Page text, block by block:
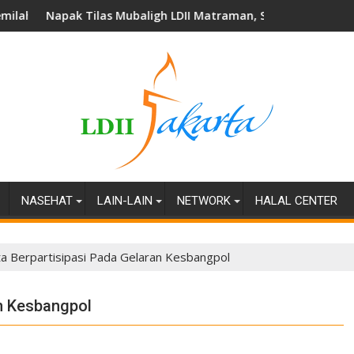
LDII Matraman, Setia Budi dan Tebet PerkuatBangun Sinergi
NASEHAT LAIN-LAIN NETWORK HALAL CENTER
Berpartisipasi Pada Gelaran Kesbangpol
Kesbangpol